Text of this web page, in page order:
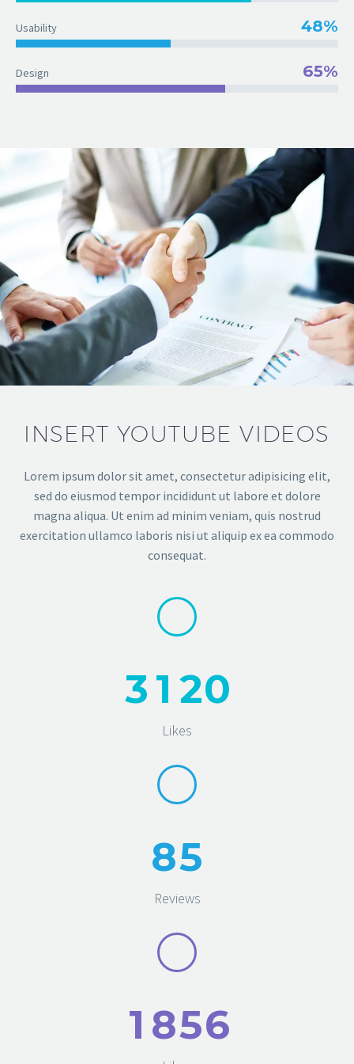
Usability 48%
Design 65%
INSERT YOUTUBE VIDEOS
Lorem ipsum dolor sit amet, consectetur adipisicing elit,
sed do eiusmod tempor incididunt ut labore et dolore
magna aliqua. Ut enim ad minim veniam, quis nostrud
exercitation ullamco laboris nisi ut aliquip ex ea commodo
consequat.
31 20
Likes
85
Reviews
1 856